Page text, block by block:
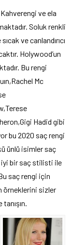
ve ela
Soluk renkli
ve canlandırıcı
Holywood’un
Bu rengi
Mc
Hadid gibi
bu 2020 saç rengi
ünlü isimler saç
iyi bir saç stilisti ile
saç rengi için
örneklerini sizler